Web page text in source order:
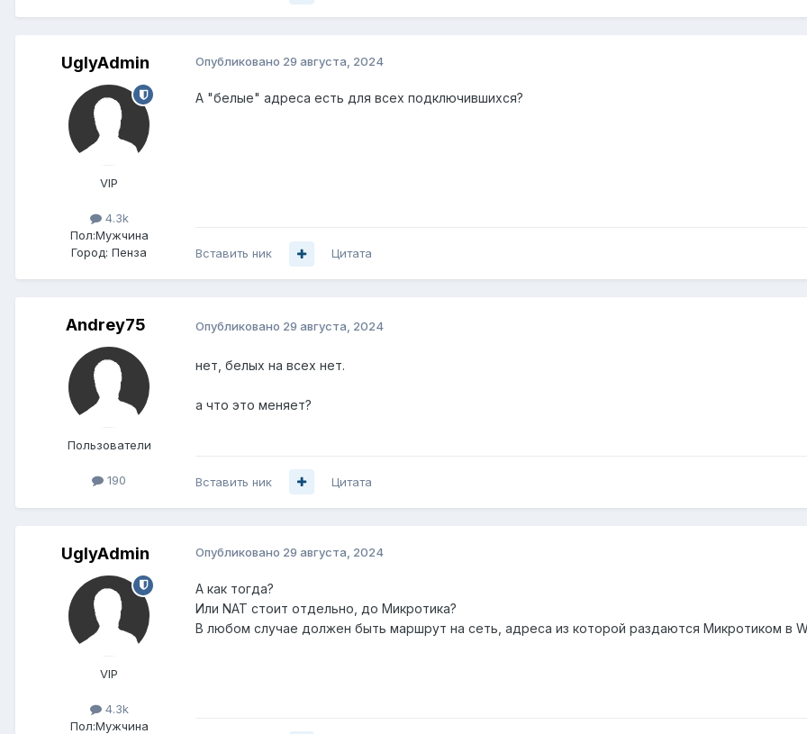
UglyAdmin
VIP
4.3k
Пол:Мужчина
Город: Пенза
Опубликовано 29 августа, 2024
А "белые" адреса есть для всех подключившихся?
Вставить ник Цитата
Andrey75
Пользователи
190
Опубликовано 29 августа, 2024
нет, белых на всех нет.
а что это меняет?
Вставить ник Цитата
UglyAdmin
VIP
4.3k
Пол:Мужчина
Опубликовано 29 августа, 2024
А как тогда?
Или NAT стоит отдельно, до Микротика?
В любом случае должен быть маршрут на сеть, адреса из которой раздаются Микротиком в